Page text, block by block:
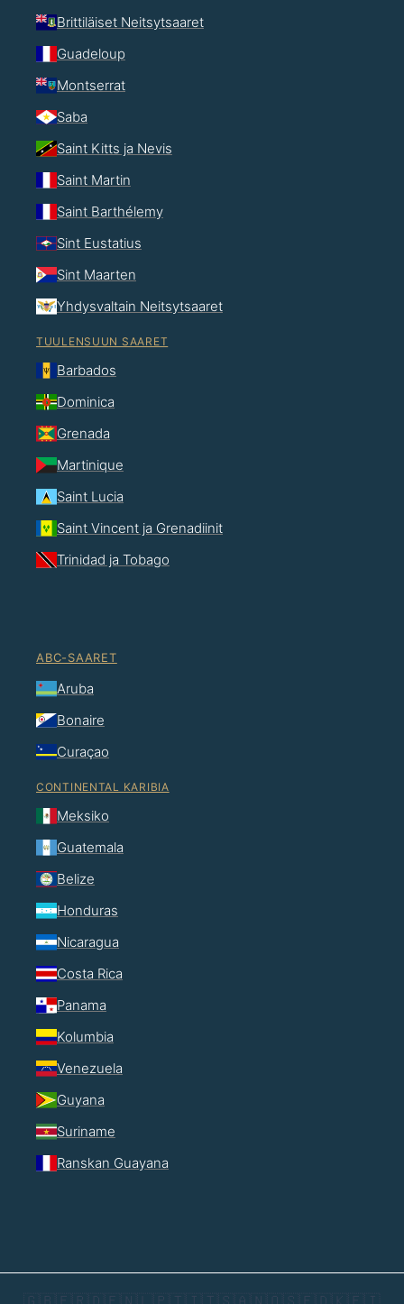
Brittiläiset Neitsytsaaret
Guadeloup
Montserrat
Saba
Saint Kitts ja Nevis
Saint Martin
Saint Barthélemy
Sint Eustatius
Sint Maarten
Yhdysvaltain Neitsytsaaret
TUULENSUUN SAARET
Barbados
Dominica
Grenada
Martinique
Saint Lucia
Saint Vincent ja Grenadiinit
Trinidad ja Tobago
ABC-SAARET
Aruba
Bonaire
Curaçao
CONTINENTAL KARIBIA
Meksiko
Guatemala
Belize
Honduras
Nicaragua
Costa Rica
Panama
Kolumbia
Venezuela
Guyana
Suriname
Ranskan Guayana